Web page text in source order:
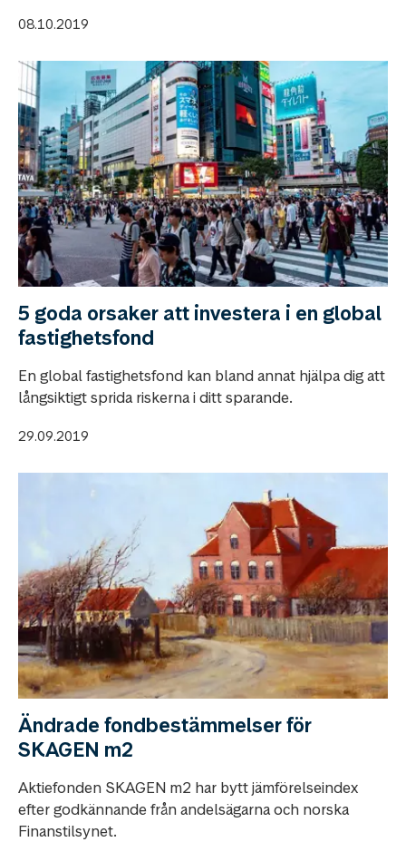
08.10.2019
5 goda orsaker att investera i en global
fastighetsfond
En global fastighetsfond kan bland annat hjälpa dig att
långsiktigt sprida riskerna i ditt sparande.
29.09.2019
Ändrade fondbestämmelser för
SKAGEN m2
Aktiefonden SKAGEN m2 har bytt jämförelseindex
efter godkännande från andelsägarna och norska
Finanstilsynet.